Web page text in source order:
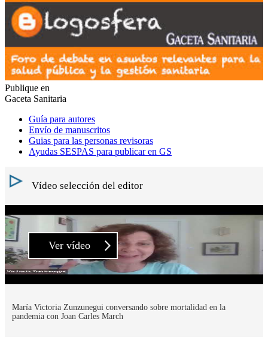
Publique en
Gaceta Sanitaria
Guía para autores
Envío de manuscritos
Guias para las personas revisoras
Ayudas SESPAS para publicar en GS
Vídeo selección del editor
Ver vídeo
María Victoria Zunzunegui conversando sobre mortalidad en la
pandemia con Joan Carles March